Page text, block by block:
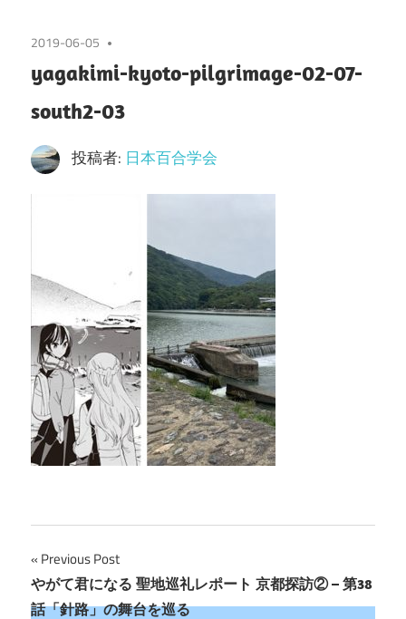
2019-06-05
yagakimi-kyoto-pilgrimage-02-07-
south2-03
投稿者: 日本百合学会
投
稿
Previous Post
やがて君になる 聖地巡礼レポート 京都探訪② – 第38
話「針路」の舞台を巡る